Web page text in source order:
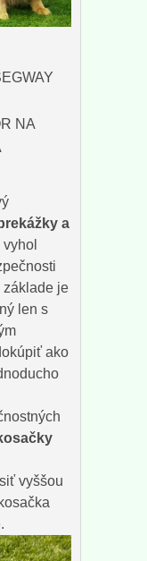
NA
a
základe je
len s
ako
vyššou